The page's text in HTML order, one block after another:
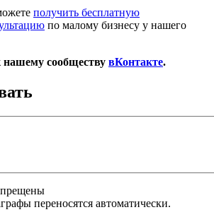
получить бесплатную
по малому бизнесу у нашего
нашему сообществу вКонтакте.
переносятся автоматически.